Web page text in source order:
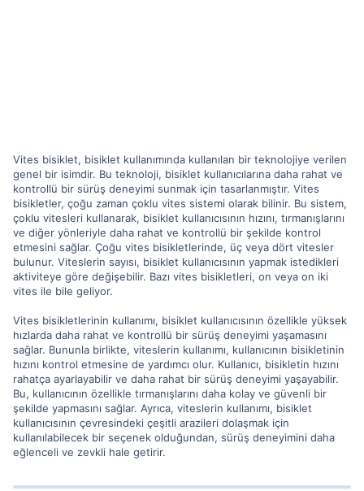
Vites bisiklet, bisiklet kullanımında kullanılan bir teknolojiye verilen
genel bir isimdir. Bu teknoloji, bisiklet kullanıcılarına daha rahat ve
kontrollü bir sürüş deneyimi sunmak için tasarlanmıştır. Vites
bisikletler, çoğu zaman çoklu vites sistemi olarak bilinir. Bu sistem,
çoklu vitesleri kullanarak, bisiklet kullanıcısının hızını, tırmanışlarını
ve diğer yönleriyle daha rahat ve kontrollü bir şekilde kontrol
etmesini sağlar. Çoğu vites bisikletlerinde, üç veya dört vitesler
bulunur. Viteslerin sayısı, bisiklet kullanıcısının yapmak istedikleri
aktiviteye göre değişebilir. Bazı vites bisikletleri, on veya on iki
vites ile bile geliyor.
Vites bisikletlerinin kullanımı, bisiklet kullanıcısının özellikle yüksek
hızlarda daha rahat ve kontrollü bir sürüş deneyimi yaşamasını
sağlar. Bununla birlikte, viteslerin kullanımı, kullanıcının bisikletinin
hızını kontrol etmesine de yardımcı olur. Kullanıcı, bisikletin hızını
rahatça ayarlayabilir ve daha rahat bir sürüş deneyimi yaşayabilir.
Bu, kullanıcının özellikle tırmanışlarını daha kolay ve güvenli bir
şekilde yapmasını sağlar. Ayrıca, viteslerin kullanımı, bisiklet
kullanıcısının çevresindeki çeşitli arazileri dolaşmak için
kullanılabilecek bir seçenek olduğundan, sürüş deneyimini daha
eğlenceli ve zevkli hale getirir.